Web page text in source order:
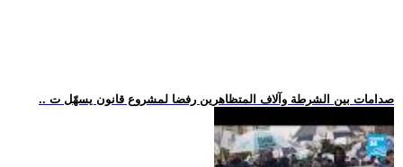
.. صدامات بين الشرطة وآلاف المتظاهرين رفضا لمشروع قانون يسهّل ت